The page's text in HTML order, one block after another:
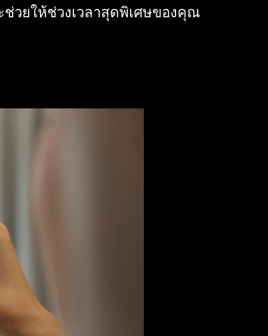
วยให้ช่วงเวลาสุดพิเศษของคุณ